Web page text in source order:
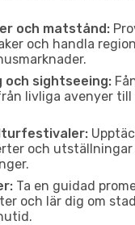
och matstånd:
och handla
sightseeing:
livliga avenyer
och utställningar
Ta en guidad
och lär dig om